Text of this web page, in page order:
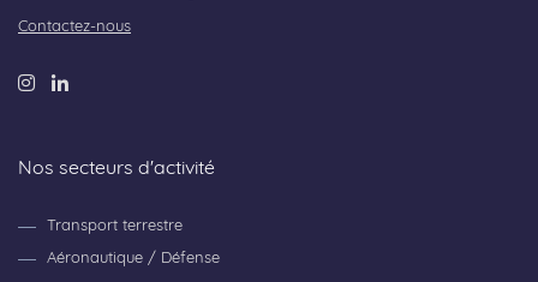
Contactez-nous
Nos secteurs d'activité
Transport terrestre
Aéronautique / Défense